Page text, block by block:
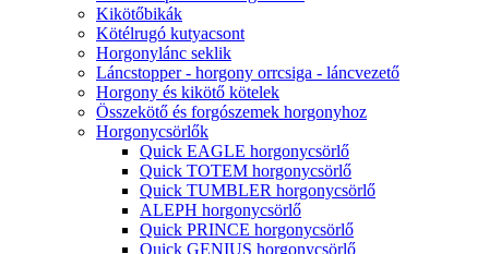
Kikötőbikák
Kötélrugó kutyacsont
Horgonylánc seklik
Láncstopper - horgony orrcsiga - láncvezető
Horgony és kikötő kötelek
Összekötő és forgószemek horgonyhoz
Horgonycsörlők
Quick EAGLE horgonycsörlő
Quick TOTEM horgonycsörlő
Quick TUMBLER horgonycsörlő
ALEPH horgonycsörlő
Quick PRINCE horgonycsörlő
Quick GENIUS horgonycsörlő